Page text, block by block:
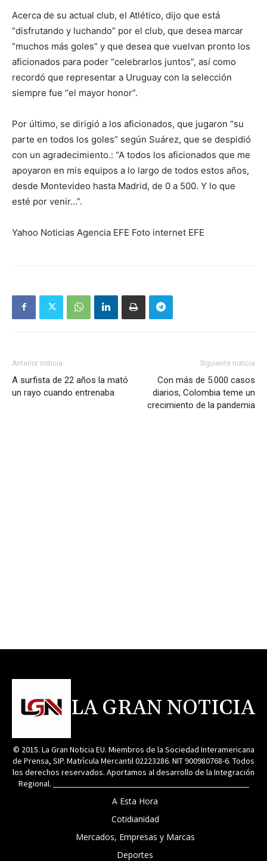
Acerca de su actual club, el Atlético, dijo que está
“disfrutando y luchando” por el club, que desea marcar
“muchos más goles” y que desea que vuelvan pronto los
aficionados para poder “celebrarlos juntos”, así como
recordó que representar a Uruguay con la selección
siempre fue “el mayor honor”.
Por último, se dirigió a los aficionados, que jugaron “su
parte en todos los goles” según Suárez, que se despidió
con un agradecimiento.: “A todos los aficionados que me
apoyaron en mis equipos a lo largo de todos estos años,
desde Montevideo hasta Madrid, de 0 a 500. Y lo que
esté por venir…”.
Yahoo Noticias Agencia EFE Foto internet EFE
Anterior noticia
A surfista de 22 años la mató
un rayo cuando entrenaba
Siguiente noticia
Con más de 5.000 casos
diarios, Colombia teme un
crecimiento de la pandemia
LA GRAN NOTICIA
© 2015. La Gran Noticia EU. Miembros de la Sociedad Interamericana
de Prensa, SIP. Matrìcula Mercantil 02223286. NIT 900980768-6. Todos
los derechos reservados. Aportamos al desarrollo de la Integración
Regional. _______________________________________________
A Esta Hora
Cotidianidad
Mercados, Empresas y Marcas
Deportes